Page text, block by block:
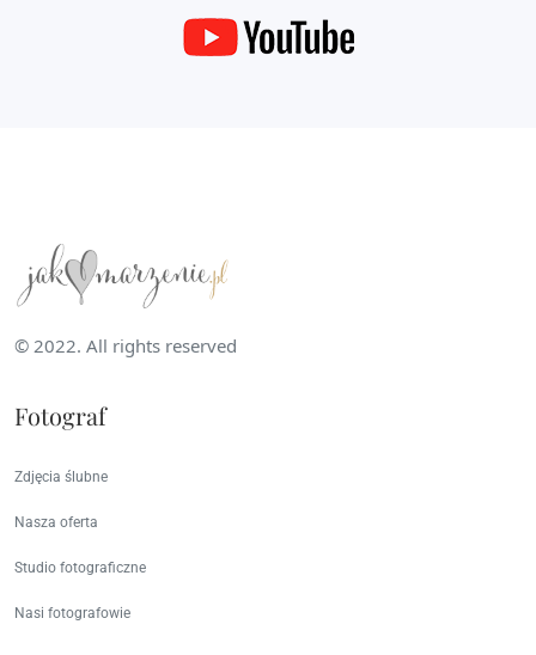
© 2022. All rights reserved
Fotograf
Zdjęcia ślubne
Nasza oferta
Studio fotograficzne
Nasi fotografowie